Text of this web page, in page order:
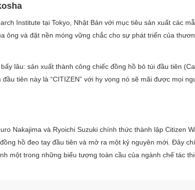
Institute tại Tokyo, Nhật Bản với mục tiêu sản xuất các
ông và đặt nền móng vững chắc cho sự phát triển của
lâu: sản xuất thành công chiếc đồng hồ bỏ túi đầu tiên
tiên này là “CITIZEN” với hy vọng nó sẽ mãi được mọi
Nakajima và Ryoichi Suzuki chính thức thành lập Citizen
hồ đeo tay đầu tiên và mở ra một kỷ nguyên mới. Đây
một trong những biểu tượng toàn cầu của ngành chế tác